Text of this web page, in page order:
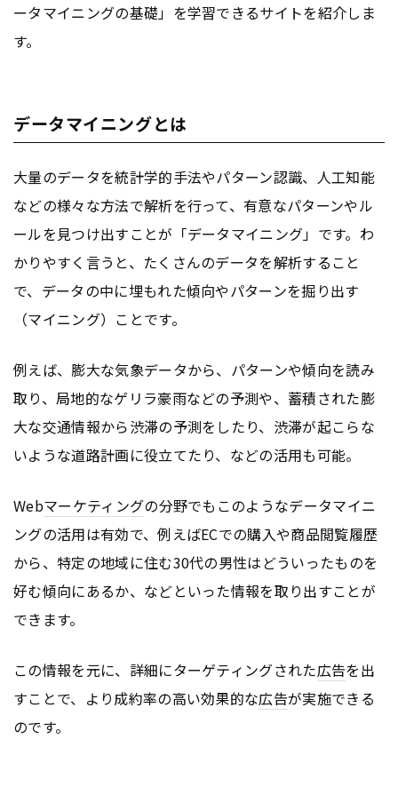
ータマイニングの基礎」を学習できるサイトを紹介しま
す。
データマイニングとは
大量のデータを統計学的手法やパターン認識、人工知能
などの様々な方法で解析を行って、有意なパターンやル
ールを見つけ出すことが「データマイニング」です。わ
かりやすく言うと、たくさんのデータを解析すること
で、データの中に埋もれた傾向やパターンを掘り出す
（マイニング）ことです。
例えば、膨大な気象データから、パターンや傾向を読み
取り、局地的なゲリラ豪雨などの予測や、蓄積された膨
大な交通情報から渋滞の予測をしたり、渋滞が起こらな
いような道路計画に役立てたり、などの活用も可能。
Webマーケティングの分野でもこのようなデータマイニ
ングの活用は有効で、例えばECでの購入や商品閲覧履歴
から、特定の地域に住む30代の男性はどういったものを
好む傾向にあるか、などといった情報を取り出すことが
できます。
この情報を元に、詳細にターゲティングされた広告を出
すことで、より成約率の高い効果的な広告が実施できる
のです。